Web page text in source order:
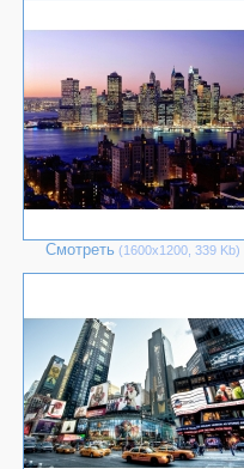
Смотреть (1600х1200, 339 Kb)